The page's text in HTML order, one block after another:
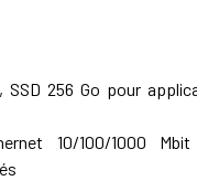
SSD 256 Go pour
10/100/1000